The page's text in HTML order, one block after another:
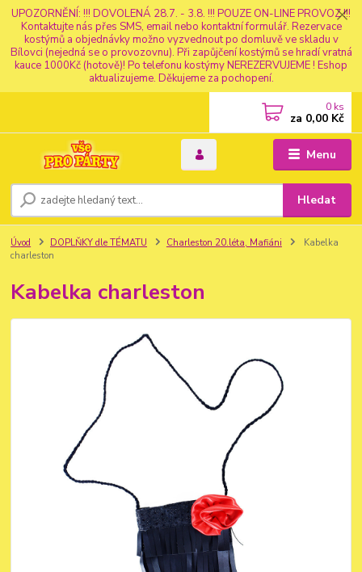
UPOZORNĚNÍ: !!! DOVOLENÁ 28.7. - 3.8. !!! POUZE ON-LINE PROVOZ !!!
Kontaktujte nás přes SMS, email nebo kontaktní formulář. Rezervace
kostýmů a objednávky možno vyzvednout po domluvě ve skladu v
Bílovci (nejedná se o provozovnu). Při zapůjčení kostýmů se hradí vratná
kauce 1000Kč (hotově)! Po telefonu kostýmy NEREZERVUJEME ! Eshop
aktualizujeme. Děkujeme za pochopení.
Menu
Hledat
0 ks
za 0,00 Kč
Úvod DOPLŇKY dle TÉMATU Charleston 20.léta, Mafiáni
Kabelka
charleston
Kabelka charleston